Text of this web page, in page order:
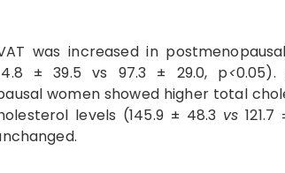
was increased in
± 39.5 vs 97.3 ± 29.0, p<
women showed higher total
levels (145.9 ± 48.3 vs